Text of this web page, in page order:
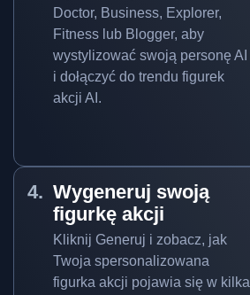
Doctor, Business, Explorer,
Fitness lub Blogger, aby
wystylizować swoją personę AI
i dołączyć do trendu figurek
akcji AI.
Wygeneruj swoją
figurkę akcji
Kliknij Generuj i zobacz, jak
Twoja spersonalizowana
figurka akcji pojawia się w kilka